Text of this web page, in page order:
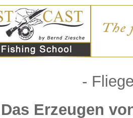
-
Das Erzeugen